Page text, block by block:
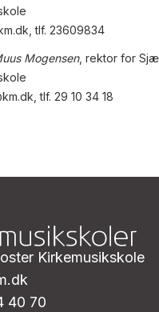
tlf. 23609834
Mogensen, rektor for
tlf. 29 10 34 18
Kirkemusikskole
40 70